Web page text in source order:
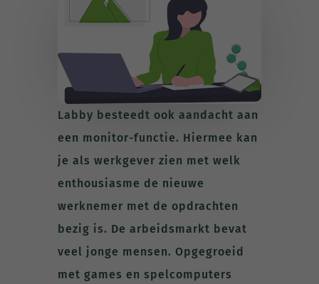
Labby besteedt ook aandacht aan
een monitor-functie. Hiermee kan
je als werkgever zien met welk
enthousiasme de nieuwe
werknemer met de opdrachten
bezig is. De arbeidsmarkt bevat
veel jonge mensen. Opgegroeid
met games en spelcomputers